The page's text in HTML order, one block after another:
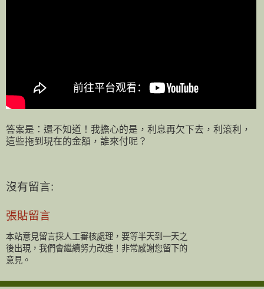
答案是：還不知道！我擔心的是，利息再欠下去，利滾利，
這些拖到現在的金額，誰來付呢？
沒有留言:
張貼留言
本站意見留言採人工審核處理，要等半天到一天之
後出現，我們會繼續努力改進！非常感謝您留下的
意見。